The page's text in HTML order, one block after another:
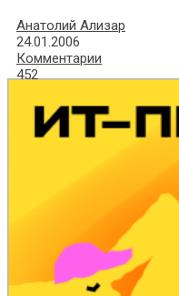
Анатолий Ализар
24.01.2006
Комментарии
452